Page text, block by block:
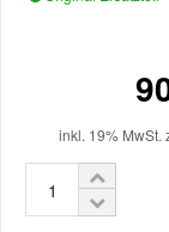
inkl. 19% MwSt.
Winter-
Daihatsu
Dodge